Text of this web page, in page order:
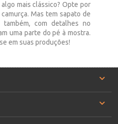
mais clássico? Opte por
Mas tem sapato de
com detalhes no
uma parte do pé à mostra.
em suas produções!